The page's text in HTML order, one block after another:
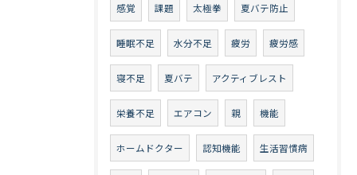
感覚 課題 太極拳 夏バテ防止
睡眠不足 水分不足 疲労 疲労感
寝不足 夏バテ アクティブレスト
栄養不足 エアコン 親 機能
ホームドクター 認知機能 生活習慣病